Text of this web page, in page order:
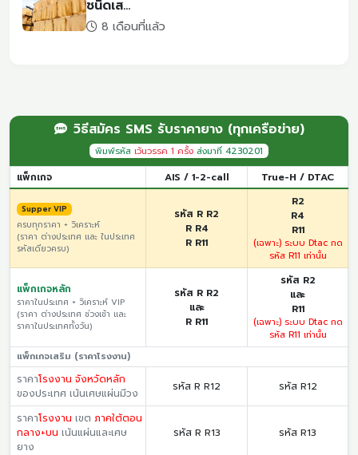
ชนิดเส...
8 เดือนที่แล้ว
วิธีสมัคร SMS รับราคายาง (ทุกเครือข่าย)
พิมพ์รหัส เว้นวรรค 1 ครั้ง ส่งมาที่ 4230201
แพ็กเกจ AIS / 1-2-call True-H / DTAC
Supper VIP
ครบทุกราคา + วิเคราะห์
(ราคา ต่างประเทศ และ ในประเทศ
รหัสเดียวครบ)
รหัส R R2
R R4
R R11
R2
R4
R11
(เฉพาะ) ระบบ Dtac กด
รหัส R11 เท่านั้น
แพ็กเกจหลัก
ราคาในประเทศ + วิเคราะห์ VIP
(ราคา ต่างประเทศ ช่วงเช้า และ
ราคาในประเทศทั้งวัน)
รหัส R R2
และ
R R11
รหัส R2
และ
R11
(เฉพาะ) ระบบ Dtac กด
รหัส R11 เท่านั้น
แพ็กเกจเสริม (ราคาโรงงาน)
ราคาโรงงาน จังหวัดหลัก
ของประเทศ เน้นเศษแผ่นมีวง
รหัส R R12 รหัส R12
ราคาโรงงาน เขต ภาคใต้ตอน
กลาง+บน เน้นแผ่นและเศษ
ยาง
รหัส R R13 รหัส R13